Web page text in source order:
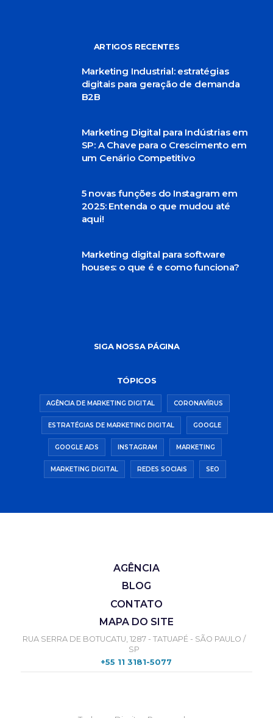
ARTIGOS RECENTES
Marketing Industrial: estratégias
digitais para geração de demanda
B2B
Marketing Digital para Indústrias em
SP: A Chave para o Crescimento em
um Cenário Competitivo
5 novas funções do Instagram em
2025: Entenda o que mudou até
aqui!
Marketing digital para software
houses: o que é e como funciona?
SIGA NOSSA PÁGINA
TÓPICOS
AGÊNCIA DE MARKETING DIGITAL CORONAVÍRUS
ESTRATÉGIAS DE MARKETING DIGITAL GOOGLE
GOOGLE ADS INSTAGRAM MARKETING
MARKETING DIGITAL REDES SOCIAIS SEO
AGÊNCIA
BLOG
CONTATO
MAPA DO SITE
RUA SERRA DE BOTUCATU, 1287 - TATUAPÉ - SÃO PAULO /
SP
+55 11 3181-5077